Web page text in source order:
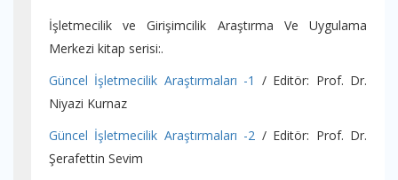
İşletmecilik ve Girişimcilik Araştırma Ve Uygulama
Merkezi kitap serisi:.
Güncel İşletmecilik Araştırmaları -1 / Editör: Prof. Dr.
Niyazi Kurnaz
Güncel İşletmecilik Araştırmaları -2 / Editör: Prof. Dr.
Şerafettin Sevim